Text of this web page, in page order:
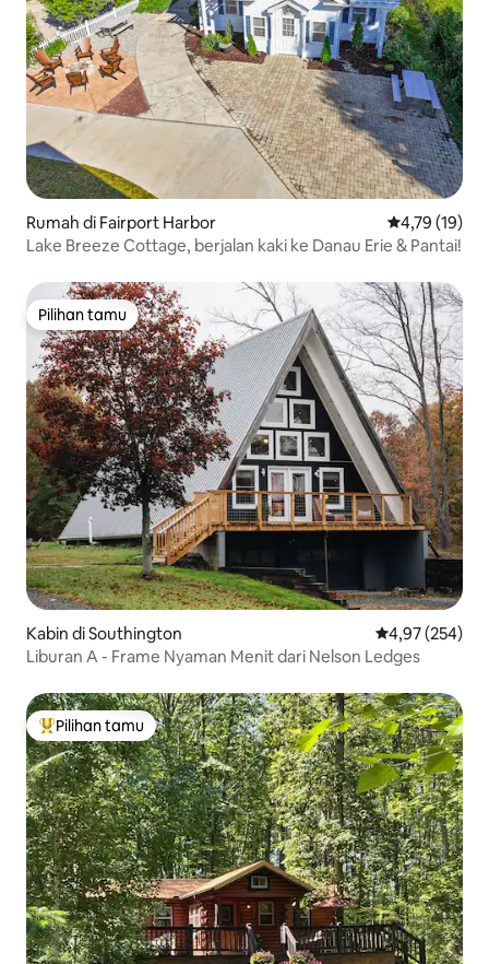
Rumah di Fairport Harbor Nilai rata-
4,79 (19)
Lake Breeze Cottage, berjalan kaki ke Danau Erie & Pantai!
Pilihan tamu
Pilihan tamu
Kabin di Southington Nilai rata-rata
4,97 (254)
Liburan A - Frame Nyaman Menit dari Nelson Ledges
Pilihan tamu terpopuler
Pilihan tamu